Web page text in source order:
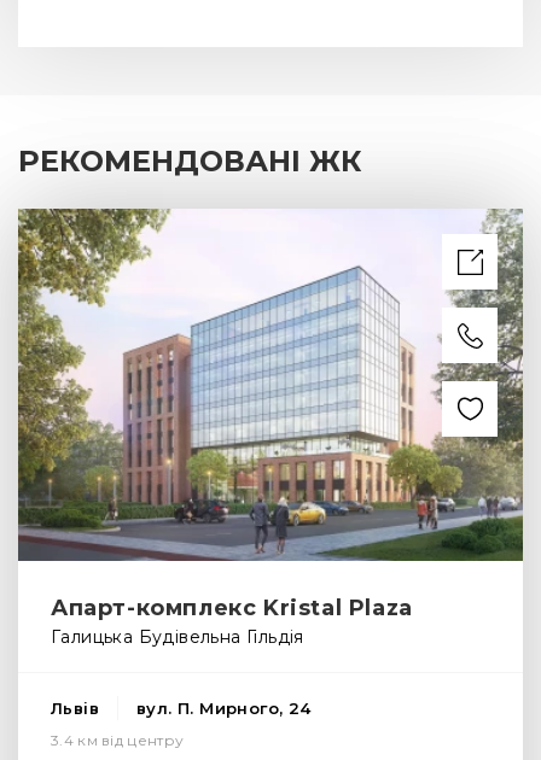
РЕКОМЕНДОВАНІ ЖК
Апарт-комплекс Kristal Plaza
Галицька Будівельна Гільдія
Львів вул. П. Мирного, 24
3.4 км від центру